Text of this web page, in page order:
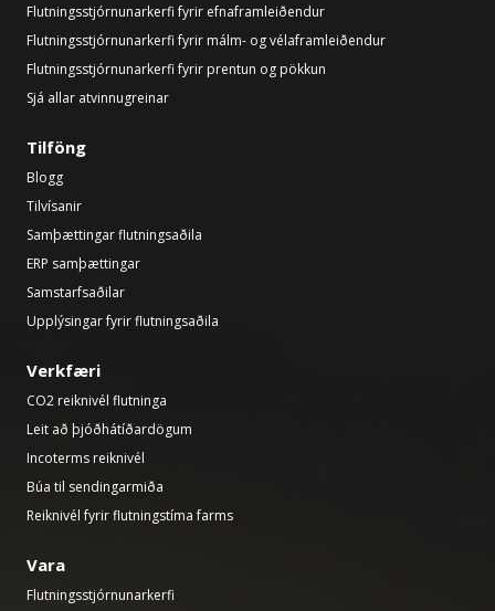
Flutningsstjórnunarkerfi fyrir efnaframleiðendur
Flutningsstjórnunarkerfi fyrir málm- og vélaframleiðendur
Flutningsstjórnunarkerfi fyrir prentun og pökkun
Sjá allar atvinnugreinar
Tilföng
Blogg
Tilvísanir
Samþættingar flutningsaðila
ERP samþættingar
Samstarfsaðilar
Upplýsingar fyrir flutningsaðila
Verkfæri
CO2 reiknivél flutninga
Leit að þjóðhátíðardögum
Incoterms reiknivél
Búa til sendingarmiða
Reiknivél fyrir flutningstíma farms
Vara
Flutningsstjórnunarkerfi